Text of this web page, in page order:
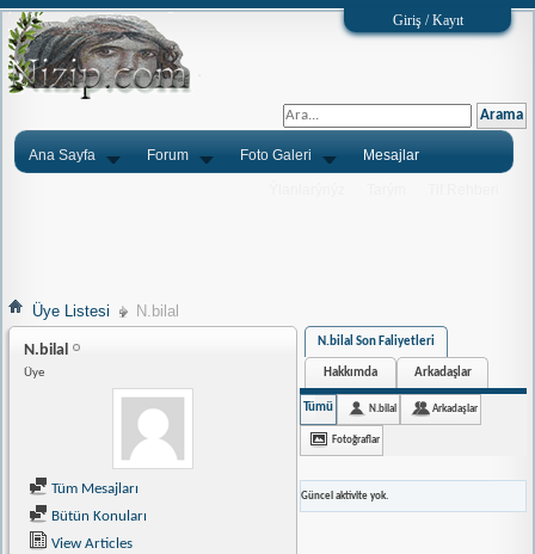
Giriş / Kayıt
Ana Sayfa Forum Foto Galeri Mesajlar
Üye Listesi N.bilal
N.bilal
Üye
Tüm Mesajları
Bütün Konuları
View Articles
N.bilal Son Faliyetleri
Hakkımda Arkadaşlar
Tümü N.bilal Arkadaşlar
Fotoğraflar
Güncel aktivite yok.